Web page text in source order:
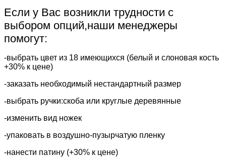
Если у Вас возникли трудности с
выбором опций,наши менеджеры
помогут:
-выбрать цвет из 18 имеющихся (белый и слоновая кость
+30% к цене)
-заказать необходимый нестандартный размер
-выбрать ручки:скоба или круглые деревянные
​-изменить вид ножек
-упаковать в воздушно-пузырчатую пленку
-нанести патину (+30% к цене)